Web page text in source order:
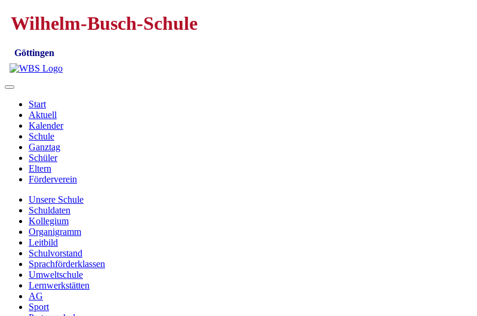
Wilhelm-Busch-Schule
Göttingen
Start
Aktuell
Kalender
Schule
Ganztag
Schüler
Eltern
Förderverein
Unsere Schule
Schuldaten
Kollegium
Organigramm
Leitbild
Schulvorstand
Sprachförderklassen
Umweltschule
Lernwerkstätten
AG
Sport